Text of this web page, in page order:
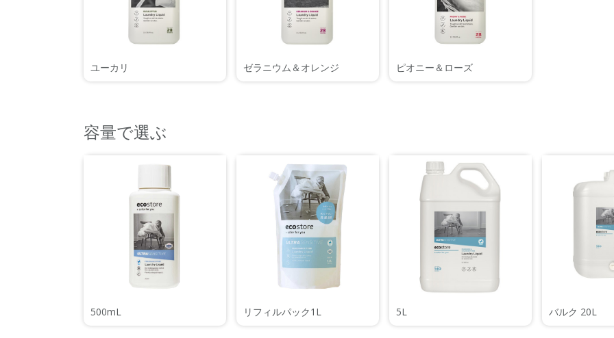
ユーカリ ゼラニウム＆オレンジ ピオニー＆ローズ
容量で選ぶ
500mL リフィルパック1L 5L バルク 20L